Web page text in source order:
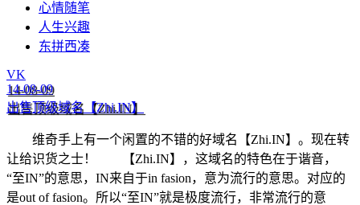
心情随笔
人生兴趣
东拼西凑
VK
14-08-09
出售顶级域名【Zhi.IN】
维奇手上有一个闲置的不错的好域名【Zhi.IN】。现在转
让给识货之士！ 【Zhi.IN】，这域名的特色在于谐音，
“至IN”的意思，IN来自于in fasion，意为流行的意思。对应的
是out of fasion。所以“至IN”就是极度流行，非常流行的意